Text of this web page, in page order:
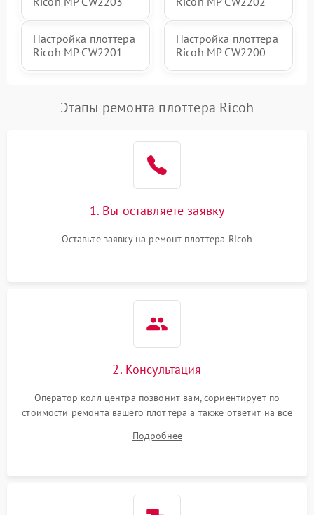
Настройка плоттера
Ricoh MP CW2201
Настройка плоттера
Ricoh MP CW2200
Этапы ремонта плоттера Ricoh
1. Вы оставляете заявку
Оставьте заявку на ремонт плоттера Ricoh
2. Консультация
Оператор колл центра позвонит вам, сориентирует по
стоимости ремонта вашего плоттера а также ответит на все
Подробнее